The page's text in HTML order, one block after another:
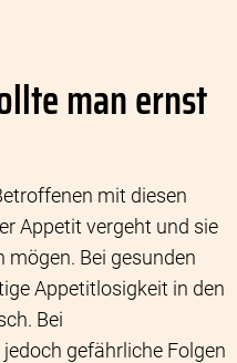
man ernst
mit diesen
Appetit vergeht und sie
Bei gesunden
Appetitlosigkeit in den
Bei
gefährliche Folgen